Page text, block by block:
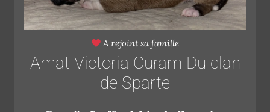
A rejoint sa famille
Amat Victoria Curam Du clan
de Sparte